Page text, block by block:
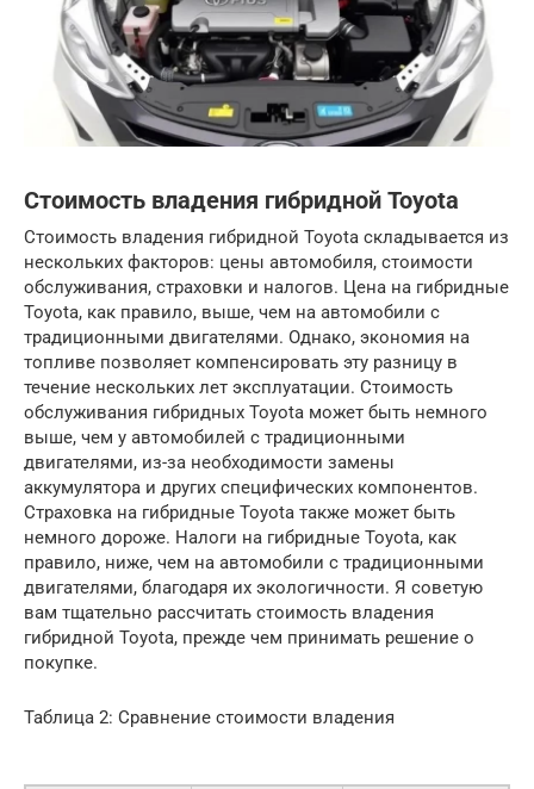
Стоимость владения гибридной Toyota
Стоимость владения гибридной Toyota складывается из
нескольких факторов: цены автомобиля, стоимости
обслуживания, страховки и налогов. Цена на гибридные
Toyota, как правило, выше, чем на автомобили с
традиционными двигателями. Однако, экономия на
топливе позволяет компенсировать эту разницу в
течение нескольких лет эксплуатации. Стоимость
обслуживания гибридных Toyota может быть немного
выше, чем у автомобилей с традиционными
двигателями, из-за необходимости замены
аккумулятора и других специфических компонентов.
Страховка на гибридные Toyota также может быть
немного дороже. Налоги на гибридные Toyota, как
правило, ниже, чем на автомобили с традиционными
двигателями, благодаря их экологичности. Я советую
вам тщательно рассчитать стоимость владения
гибридной Toyota, прежде чем принимать решение о
покупке.
Таблица 2: Сравнение стоимости владения